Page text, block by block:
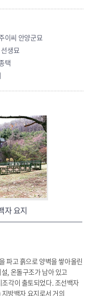
이씨 안양군묘
생묘
택
자 요지
파고 흙으로 양벽을 쌓아올린
, 온돌구조가 남아 있고
각이 출토되었다. 조선백자
방백자 요지로서 거의